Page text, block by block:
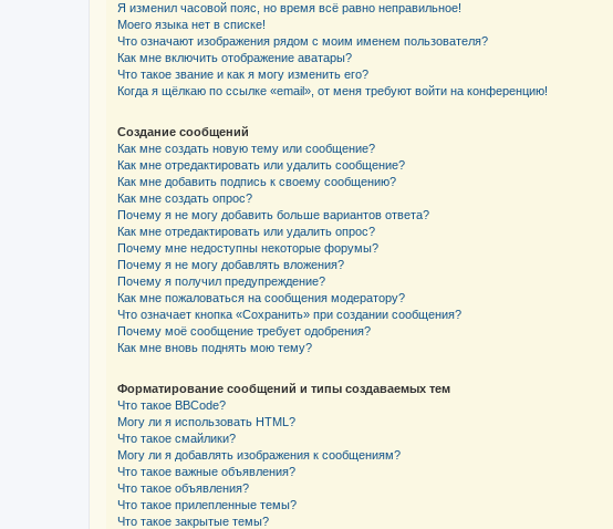
Я изменил часовой пояс, но время всё равно неправильное!
Моего языка нет в списке!
Что означают изображения рядом с моим именем пользователя?
Как мне включить отображение аватары?
Что такое звание и как я могу изменить его?
Когда я щёлкаю по ссылке «email», от меня требуют войти на конференцию!
Создание сообщений
Как мне создать новую тему или сообщение?
Как мне отредактировать или удалить сообщение?
Как мне добавить подпись к своему сообщению?
Как мне создать опрос?
Почему я не могу добавить больше вариантов ответа?
Как мне отредактировать или удалить опрос?
Почему мне недоступны некоторые форумы?
Почему я не могу добавлять вложения?
Почему я получил предупреждение?
Как мне пожаловаться на сообщения модератору?
Что означает кнопка «Сохранить» при создании сообщения?
Почему моё сообщение требует одобрения?
Как мне вновь поднять мою тему?
Форматирование сообщений и типы создаваемых тем
Что такое BBCode?
Могу ли я использовать HTML?
Что такое смайлики?
Могу ли я добавлять изображения к сообщениям?
Что такое важные объявления?
Что такое объявления?
Что такое прилепленные темы?
Что такое закрытые темы?